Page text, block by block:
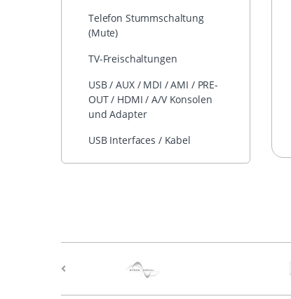
Telefon Stummschaltung
(Mute)
TV-Freischaltungen
USB / AUX / MDI / AMI / PRE-
OUT / HDMI / A/V Konsolen
und Adapter
USB Interfaces / Kabel